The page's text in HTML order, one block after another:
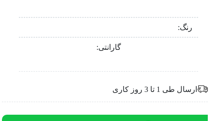
رنگ:
گارانتی:
ارسال طی 1 تا 3 روز کاری